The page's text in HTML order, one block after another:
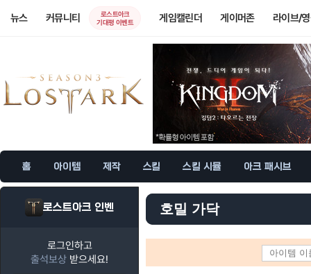
뉴스 커뮤니티
로스트아크
기대평 이벤트
게임캘린더 게이머존 라이브/
홈 아이템 제작 스킬 스킬 시뮬 아크 패시브
로스트아크 인벤
로그인하고
출석보상 받으세요!
호밀 가닥